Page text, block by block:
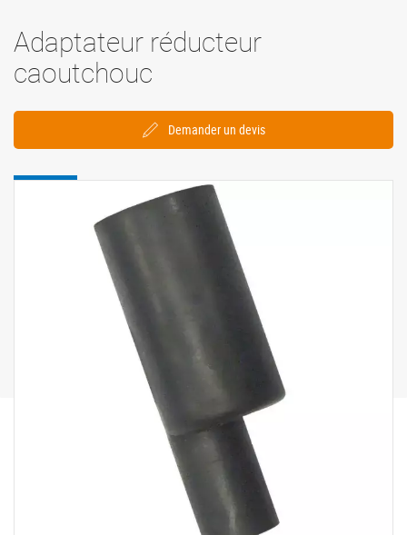
Adaptateur réducteur
caoutchouc
Demander un devis